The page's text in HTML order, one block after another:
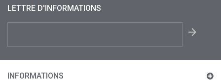
LETTRE D'INFORMATIONS
INFORMATIONS